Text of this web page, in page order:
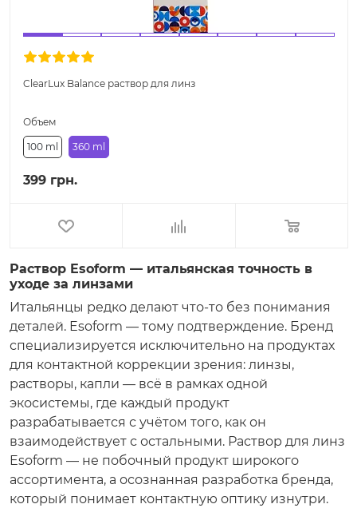
ClearLux Balance раствор для линз
Объем
100 ml 360 ml
399 грн.
Раствор Esoform — итальянская точность в
уходе за линзами
Итальянцы редко делают что-то без понимания
деталей. Esoform — тому подтверждение. Бренд
специализируется исключительно на продуктах
для контактной коррекции зрения: линзы,
растворы, капли — всё в рамках одной
экосистемы, где каждый продукт
разрабатывается с учётом того, как он
взаимодействует с остальными. Раствор для линз
Esoform — не побочный продукт широкого
ассортимента, а осознанная разработка бренда,
который понимает контактную оптику изнутри.